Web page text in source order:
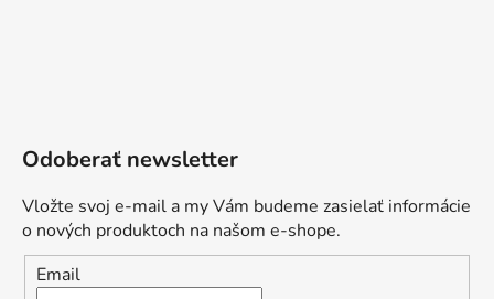
Odoberať newsletter
Vložte svoj e-mail a my Vám budeme zasielať informácie
o nových produktoch na našom e-shope.
Email